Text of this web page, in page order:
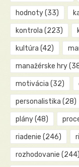
hodnoty(33)
kontrola (223)
kultúra (42)
manažérske hry
motivácia (32)
personalistika (28)
plány(48)
riadenie (246)
rozhodovanie (244)